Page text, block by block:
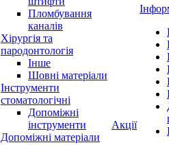
Пломбування
каналів
Хірургія та
пародонтологія
Інше
Шовні матеріали
Інструменти
стоматологічні
Допоміжні
інструменти
Допоміжні матеріали
Акції